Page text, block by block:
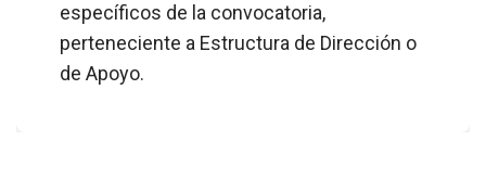
específicos de la convocatoria,
perteneciente a Estructura de Dirección o
de Apoyo.